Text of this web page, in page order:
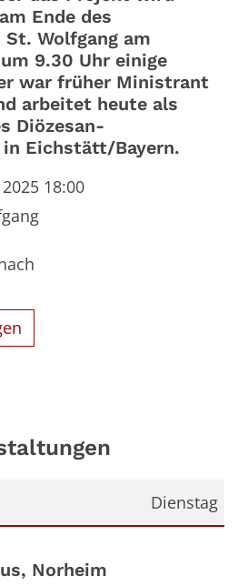
Ende des
Wolfgang am
9.30 Uhr einige
war früher Ministrant
arbeitet heute als
Diözesan-
Eichstätt/Bayern.
18:00
Dienstag
Norheim